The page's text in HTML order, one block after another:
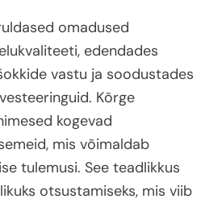
omadused
edendades
vastu ja soodustades
Kõrge
kogevad
mis võimaldab
tulemusi. See teadlikkus
otsustamiseks, mis viib